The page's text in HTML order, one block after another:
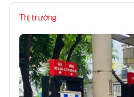
Thị trường